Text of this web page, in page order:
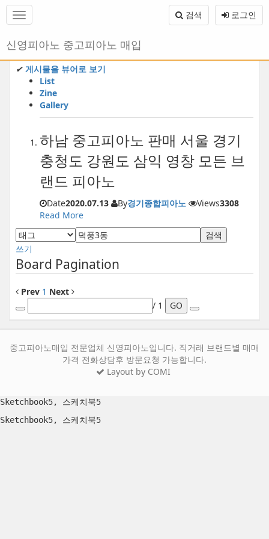
본
메
로그인
검색
신영피아노 중고피아노 매입
✔ 게시물을 뷰어로 보기
List
Zine
Gallery
하남 중고피아노 판매 서울 경기
충청도 강원도 삼익 영창 모든 브
랜드 피아노
Date2020.07.13 By경기종합피아노 Views3308
Read More
검색
쓰기
Board Pagination
Prev 1 Next
/ 1
GO
중고피아노매입 전문업체 신영피아노입니다. 직거래 브랜드별 매매
가격 전화상담후 방문요청 가능합니다.
Layout by COMI
Sketchbook5, 스케치북5
Sketchbook5, 스케치북5